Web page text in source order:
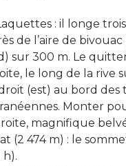
: il longe
de l’aire de
sur 300 m. Le
le long de la rive
(est) au bord des
Monter
magnifique
(2 474 m) : le
h).